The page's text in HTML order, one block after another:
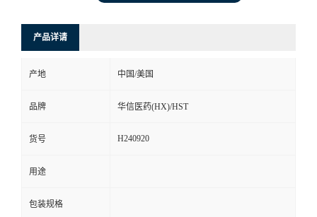
方
产品详请
产地 中国/美国
品牌 华信医药(HX)/HST
货号 H240920
用途
包装规格